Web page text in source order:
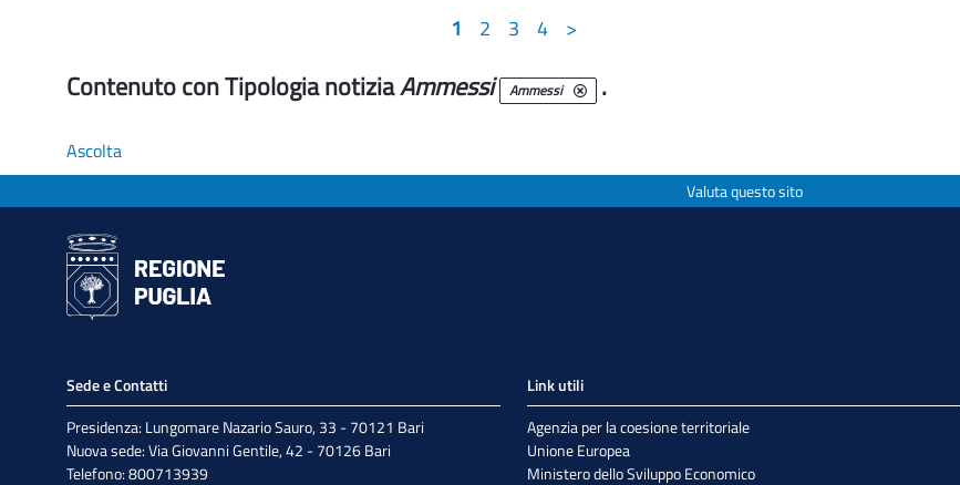
1 2 3 4 >
Contenuto con Tipologia notiziaAmmessi Ammessi .
Ascolta
Valuta questo sito
Sede e Contatti
Presidenza: Lungomare Nazario Sauro, 33 - 70121 Bari
Nuova sede: Via Giovanni Gentile, 42 - 70126 Bari
Telefono: 800713939
Link utili
Agenzia per la coesione territoriale
Unione Europea
Ministero dello Sviluppo Economico